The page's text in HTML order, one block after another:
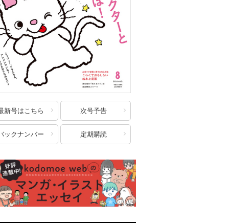
新号はこちら 次号予告
ックナンバー 定期購読